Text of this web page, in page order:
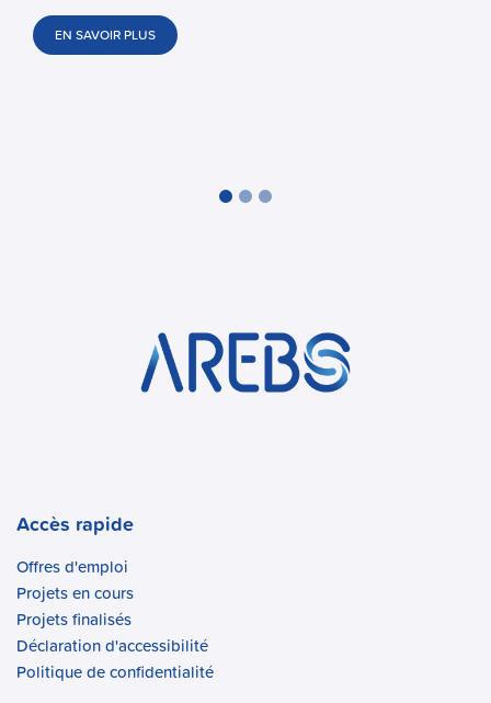
EN SAVOIR PLUS
Accès rapide
Offres d'emploi
Projets en cours
Projets finalisés
Déclaration d'accessibilité
Politique de confidentialité